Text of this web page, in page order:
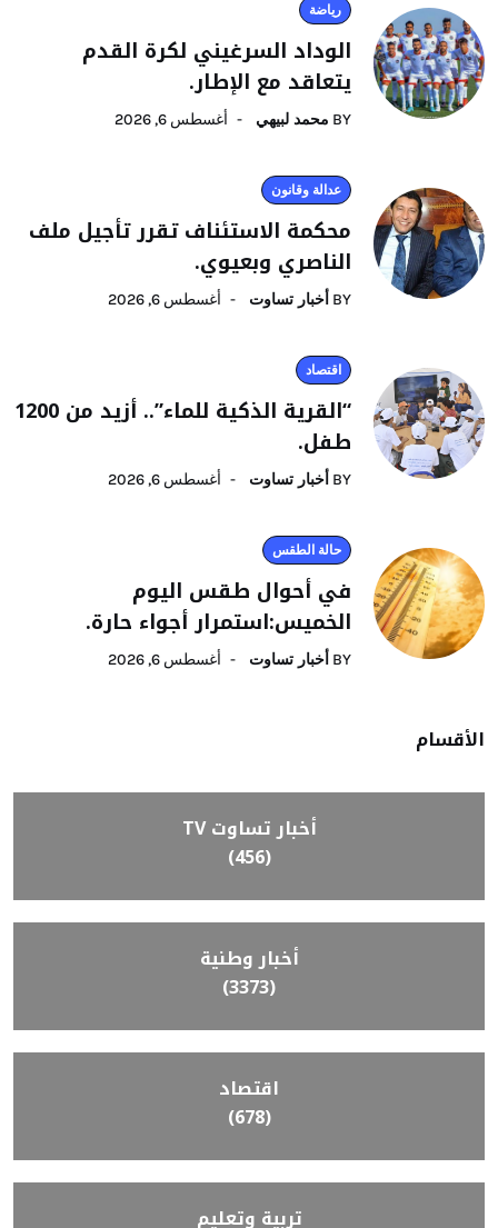
رياضة
الوداد السرغيني لكرة القدم
يتعاقد مع الإطار.
BY محمد لبيهي أغسطس 6, 2026
عدالة وقانون
محكمة الاستئناف تقرر تأجيل ملف
الناصري وبعيوي.
BY أخبار تساوت أغسطس 6, 2026
اقتصاد
“القرية الذكية للماء”.. أزيد من 1200
طفل.
BY أخبار تساوت أغسطس 6, 2026
حالة الطقس
في أحوال طقس اليوم
الخميس:استمرار أجواء حارة.
BY أخبار تساوت أغسطس 6, 2026
الأقسام
أخبار تساوت TV
(456)
أخبار وطنية
(3373)
اقتصاد
(678)
تربية وتعليم